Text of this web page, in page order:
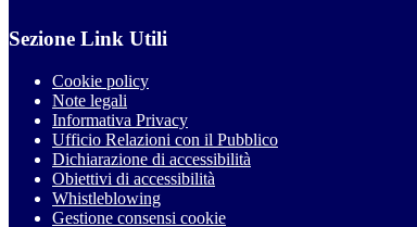
Sezione Link Utili
Cookie policy
Note legali
Informativa Privacy
Ufficio Relazioni con il Pubblico
Dichiarazione di accessibilità
Obiettivi di accessibilità
Whistleblowing
Gestione consensi cookie